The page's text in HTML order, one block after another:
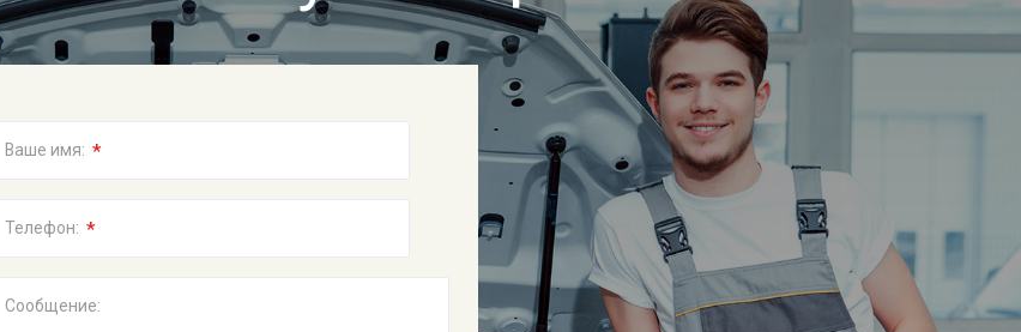
Ваше имя: *
Телефон: *
Сообщение: